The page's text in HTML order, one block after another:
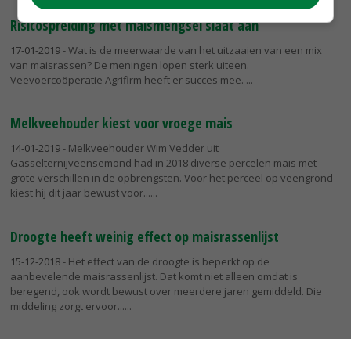
Risicospreiding met maismengsel slaat aan
17-01-2019- Wat is de meerwaarde van het uitzaaien van een mix
van maisrassen? De meningen lopen sterk uiteen.
Veevoercoöperatie Agrifirm heeft er succes mee.
Melkveehouder kiest voor vroege mais
14-01-2019- Melkveehouder Wim Vedder uit
Gasselternijveensemond had in 2018 diverse percelen mais met
grote verschillen in de opbrengsten. Voor het perceel op veengrond
kiest hij dit jaar bewust voor...
Droogte heeft weinig effect op maisrassenlijst
15-12-2018- Het effect van de droogte is beperkt op de
aanbevelende maisrassenlijst. Dat komt niet alleen omdat is
beregend, ook wordt bewust over meerdere jaren gemiddeld. Die
middeling zorgt ervoor...